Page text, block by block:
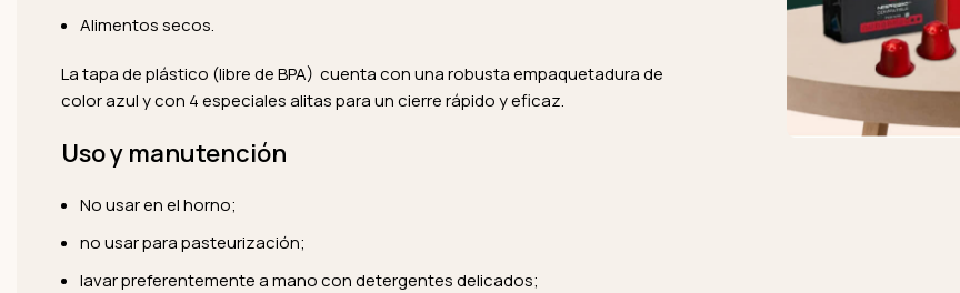
Alimentos secos.
La tapa de plástico (libre de BPA) cuenta con una robusta empaquetadura de
color azul y con 4 especiales alitas para un cierre rápido y eficaz.
Uso y manutención
No usar en el horno;
no usar para pasteurización;
lavar preferentemente a mano con detergentes delicados;